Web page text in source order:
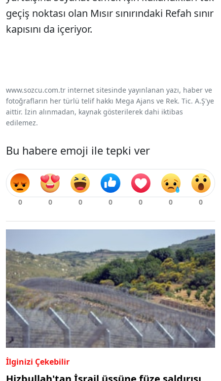
geçiş noktası olan Mısır sınırındaki Refah sınır
kapısını da içeriyor.
www.sozcu.com.tr internet sitesinde yayınlanan yazı, haber ve
fotoğrafların her türlü telif hakkı Mega Ajans ve Rek. Tic. A.Ş'ye
aittir. İzin alınmadan, kaynak gösterilerek dahi iktibas
edilemez.
Bu habere emoji ile tepki ver
İlginizi Çekebilir